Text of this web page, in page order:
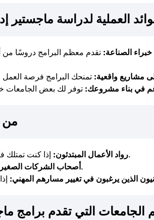
العملية لدراسة
خبراء الصناعة: تقدم معظم البرامج دروسًا من
مشاريع واقعية:
في بناء مشروعك:
من
رواد الأعمال المبتدئون:إذا كنت تمتلك فكرة مشروع وتحتاج إلى أدوات وخطط لتحقيقها.
أصحاب الشركاتلتحسين مهارات الإدارة والتوسع في الأسواق.
الذين يرغبون في تغيير مسارهم المهني:
الجامعات التي تقدم برامج